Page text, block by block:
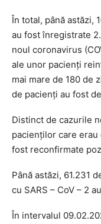
În total, până astăzi,
au fost înregistrate
noul coronavirus
ale unor pacienţi
mai mare de 180 de
de pacienţi au fost
Distinct de cazurile
pacienţilor care erau
fost reconfirmate
Până astăzi, 61.231
cu SARS – CoV – 2
În intervalul